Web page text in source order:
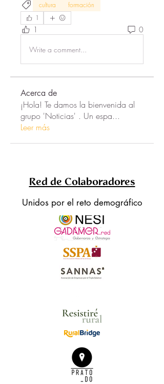
cultura
formación
1
1 0
Write a comment...
Acerca de
¡Hola! Te damos la bienvenida al
grupo 'Noticias' . Un espa...
Leer más
Red de Colaboradores
Unidos por el reto demográfico